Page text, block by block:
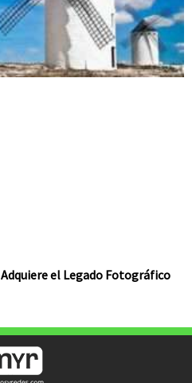
el Legado Fotográfico